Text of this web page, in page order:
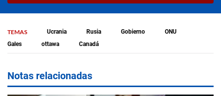
TEMAS Ucrania Rusia Gobierno
ONU
Gales
ottawa Canadá
Notas relacionadas